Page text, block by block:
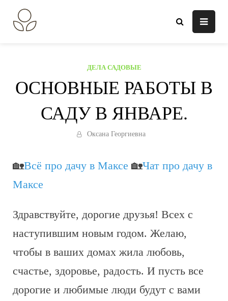
содержанию
ДЕЛА САДОВЫЕ
ОСНОВНЫЕ РАБОТЫ В
САДУ В ЯНВАРЕ.
Оксана Георгиевна
🏡Всё про дачу в Максе 🏡Чат про дачу в
Максе
Здравствуйте, дорогие друзья! Всех с
наступившим новым годом. Желаю,
чтобы в ваших домах жила любовь,
счастье, здоровье, радость. И пусть все
дорогие и любимые люди будут с вами